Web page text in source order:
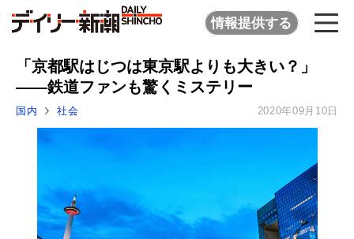
情報提供する
「京都駅はじつは東京駅よりも大きい？」
――鉄道ファンも驚くミステリー
国内 社会 2020年09月10日